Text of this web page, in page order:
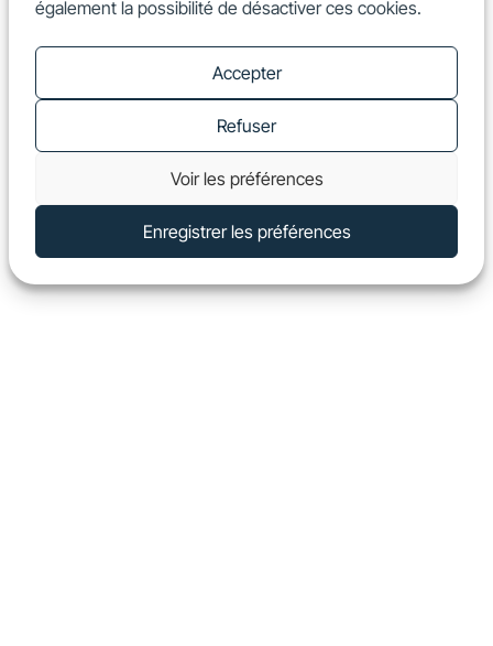
également la possibilité de désactiver ces cookies.
Accepter
Refuser
Voir les préférences
Enregistrer les préférences